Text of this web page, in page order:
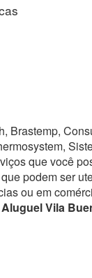
Brastemp,
que você
podem ser
ou em
Vila